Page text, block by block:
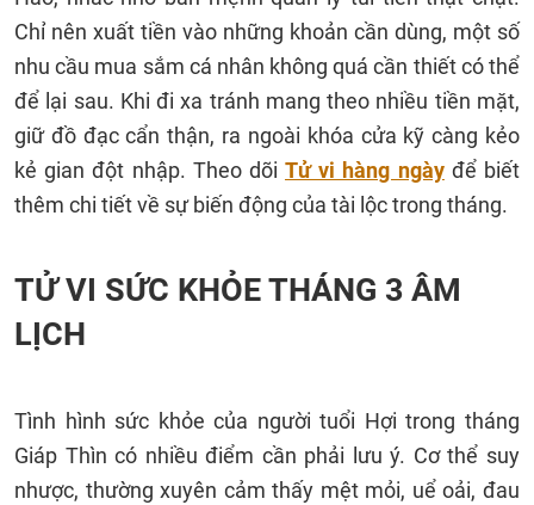
Chỉ nên xuất tiền vào những khoản cần dùng, một số
nhu cầu mua sắm cá nhân không quá cần thiết có thể
để lại sau. Khi đi xa tránh mang theo nhiều tiền mặt,
giữ đồ đạc cẩn thận, ra ngoài khóa cửa kỹ càng kẻo
kẻ gian đột nhập. Theo dõiTử vi hàng ngàyđể biết
thêm chi tiết về sự biến động của tài lộc trong tháng.
TỬ VI SỨC KHỎE THÁNG 3 ÂM
LỊCH
Tình hình sức khỏe của người tuổi Hợi trong tháng
Giáp Thìn có nhiều điểm cần phải lưu ý. Cơ thể suy
nhược, thường xuyên cảm thấy mệt mỏi, uể oải, đau